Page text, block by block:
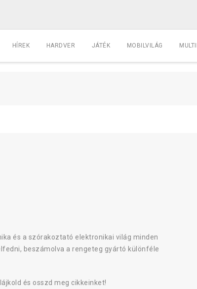
HÍREK HARDVER JÁTÉK MOBILVILÁG
és a szórakoztató elektronikai világ minden
beszámolva a rengeteg gyártó különféle
és osszd meg cikkeinket!